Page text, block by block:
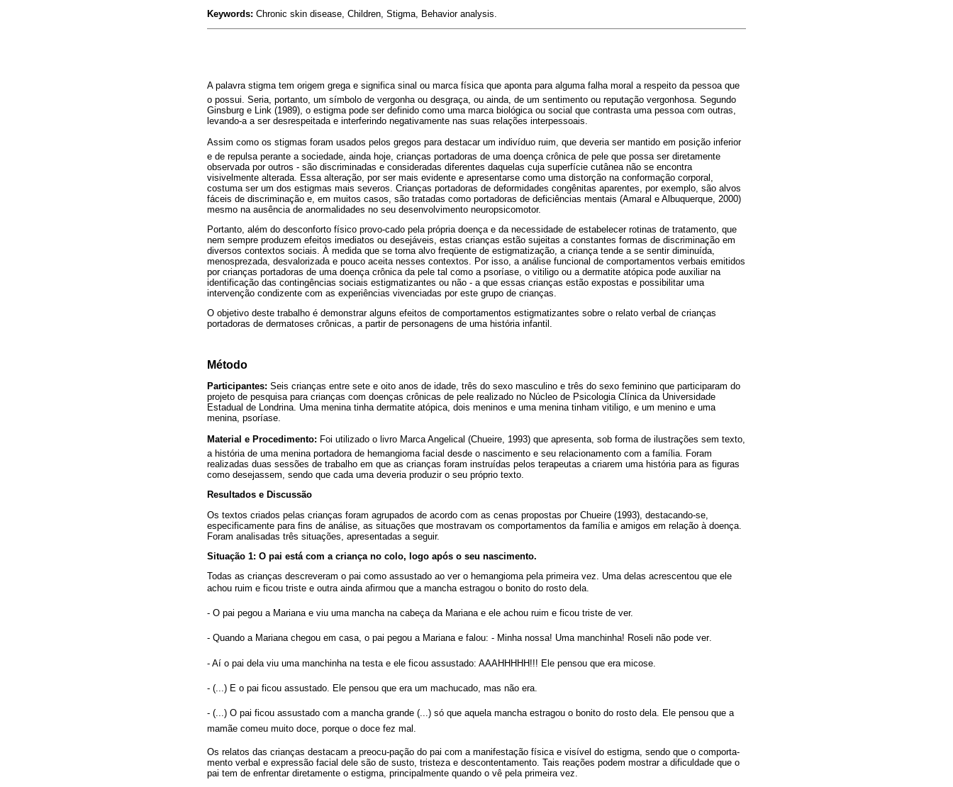
Keywords: Chronic skin disease, Children, Stigma, Behavior analysis.
A palavra stigma tem origem grega e significa sinal ou marca física que aponta para alguma falha moral a respeito da pessoa que
o possui. Seria, portanto, um símbolo de vergonha ou desgraça, ou ainda, de um sentimento ou reputação vergonhosa. Segundo
Ginsburg e Link (1989), o estigma pode ser definido como uma marca biológica ou social que contrasta uma pessoa com outras,
levando-a a ser desrespeitada e interferindo negativamente nas suas relações interpessoais.
Assim como os stigmas foram usados pelos gregos para destacar um indivíduo ruim, que deveria ser mantido em posição inferior
e de repulsa perante a sociedade, ainda hoje, crianças portadoras de uma doença crônica de pele que possa ser diretamente
observada por outros - são discriminadas e consideradas diferentes daquelas cuja superfície cutânea não se encontra
visivelmente alterada. Essa alteração, por ser mais evidente e apresentarse como uma distorção na conformação corporal,
costuma ser um dos estigmas mais severos. Crianças portadoras de deformidades congênitas aparentes, por exemplo, são alvos
fáceis de discriminação e, em muitos casos, são tratadas como portadoras de deficiências mentais (Amaral e Albuquerque, 2000)
mesmo na ausência de anormalidades no seu desenvolvimento neuropsicomotor.
Portanto, além do desconforto físico provo-cado pela própria doença e da necessidade de estabelecer rotinas de tratamento, que
nem sempre produzem efeitos imediatos ou desejáveis, estas crianças estão sujeitas a constantes formas de discriminação em
diversos contextos sociais. À medida que se torna alvo freqüente de estigmatização, a criança tende a se sentir diminuída,
menosprezada, desvalorizada e pouco aceita nesses contextos. Por isso, a análise funcional de comportamentos verbais emitidos
por crianças portadoras de uma doença crônica da pele tal como a psoríase, o vitiligo ou a dermatite atópica pode auxiliar na
identificação das contingências sociais estigmatizantes ou não - a que essas crianças estão expostas e possibilitar uma
intervenção condizente com as experiências vivenciadas por este grupo de crianças.
O objetivo deste trabalho é demonstrar alguns efeitos de comportamentos estigmatizantes sobre o relato verbal de crianças
portadoras de dermatoses crônicas, a partir de personagens de uma história infantil.
Método
Participantes: Seis crianças entre sete e oito anos de idade, três do sexo masculino e três do sexo feminino que participaram do
projeto de pesquisa para crianças com doenças crônicas de pele realizado no Núcleo de Psicologia Clínica da Universidade
Estadual de Londrina. Uma menina tinha dermatite atópica, dois meninos e uma menina tinham vitiligo, e um menino e uma
menina, psoríase.
Material e Procedimento: Foi utilizado o livro Marca Angelical (Chueire, 1993) que apresenta, sob forma de ilustrações sem texto,
a história de uma menina portadora de hemangioma facial desde o nascimento e seu relacionamento com a família. Foram
realizadas duas sessões de trabalho em que as crianças foram instruídas pelos terapeutas a criarem uma história para as figuras
como desejassem, sendo que cada uma deveria produzir o seu próprio texto.
Resultados e Discussão
Os textos criados pelas crianças foram agrupados de acordo com as cenas propostas por Chueire (1993), destacando-se,
especificamente para fins de análise, as situações que mostravam os comportamentos da família e amigos em relação à doença.
Foram analisadas três situações, apresentadas a seguir.
Situação 1: O pai está com a criança no colo, logo após o seu nascimento.
Todas as crianças descreveram o pai como assustado ao ver o hemangioma pela primeira vez. Uma delas acrescentou que ele
achou ruim e ficou triste e outra ainda afirmou que a mancha estragou o bonito do rosto dela.
- O pai pegou a Mariana e viu uma mancha na cabeça da Mariana e ele achou ruim e ficou triste de ver.
- Quando a Mariana chegou em casa, o pai pegou a Mariana e falou: - Minha nossa! Uma manchinha! Roseli não pode ver.
- Aí o pai dela viu uma manchinha na testa e ele ficou assustado: AAAHHHHH!!! Ele pensou que era micose.
- (...) E o pai ficou assustado. Ele pensou que era um machucado, mas não era.
- (...) O pai ficou assustado com a mancha grande (...) só que aquela mancha estragou o bonito do rosto dela. Ele pensou que a
mamãe comeu muito doce, porque o doce fez mal.
Os relatos das crianças destacam a preocu-pação do pai com a manifestação física e visível do estigma, sendo que o comporta-
mento verbal e expressão facial dele são de susto, tristeza e descontentamento. Tais reações podem mostrar a dificuldade que o
pai tem de enfrentar diretamente o estigma, principalmente quando o vê pela primeira vez.